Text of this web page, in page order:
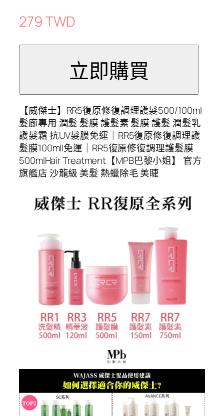
279 TWD
【威傑士】RR5復原修復調理護髮500/100ml
髮廊專用 潤髮 髮膜 護髮素 髮膜 護髮 潤髮乳
護髮霜 抗UV髮膜免運｜RR5復原修復調理護
髮膜100ml|免運｜RR5復原修復調理護髮膜
500mlHair Treatment【MPB巴黎小姐】 官方
旗艦店 沙龍級 美髮 熱蠟除毛 美睫